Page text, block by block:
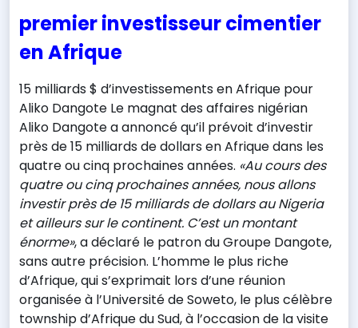
premier investisseur cimentier
en Afrique
15 milliards $ d’investissements en Afrique pour
Aliko Dangote Le magnat des affaires nigérian
Aliko Dangote a annoncé qu’il prévoit d’investir
près de 15 milliards de dollars en Afrique dans les
quatre ou cinq prochaines années. «Au cours des
quatre ou cinq prochaines années, nous allons
investir près de 15 milliards de dollars au Nigeria
et ailleurs sur le continent. C’est un montant
énorme», a déclaré le patron du Groupe Dangote,
sans autre précision. L’homme le plus riche
d’Afrique, qui s’exprimait lors d’une réunion
organisée à l’Université de Soweto, le plus célèbre
township d’Afrique du Sud, à l’occasion de la visite